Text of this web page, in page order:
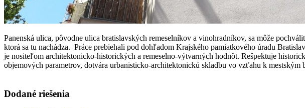
Panenská ulica, pôvodne ulica bratislavských remeselníkov a vinohradníkov, sa môže
ktorá sa tu nachádza. Práce prebiehali pod dohľadom Krajského pamiatkového úradu
je nositeľom architektonicko-historických a remeselno-výtvarných hodnôt. Rešpektuje
objemových parametrov, dotvára urbanisticko-architektonickú skladbu vo vzťahu k mestským
Dodané riešenia